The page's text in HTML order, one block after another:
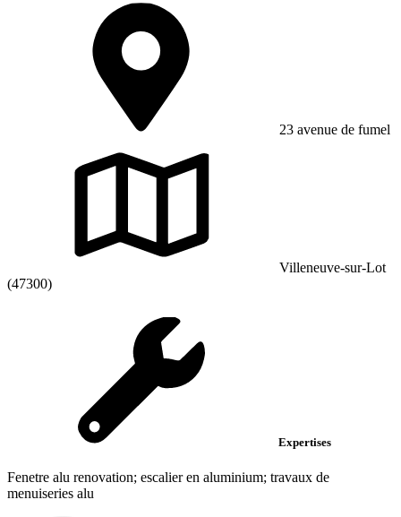
23 avenue de fumel
Villeneuve-sur-Lot
(47300)
Expertises
Fenetre alu renovation; escalier en aluminium; travaux de
menuiseries alu